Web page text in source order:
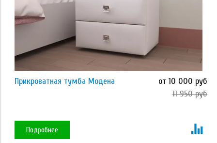
Со стеклом
Применить
Цвет
Прикроватная тумба Модена
от 10 000 руб
11 950 руб
Подробнее